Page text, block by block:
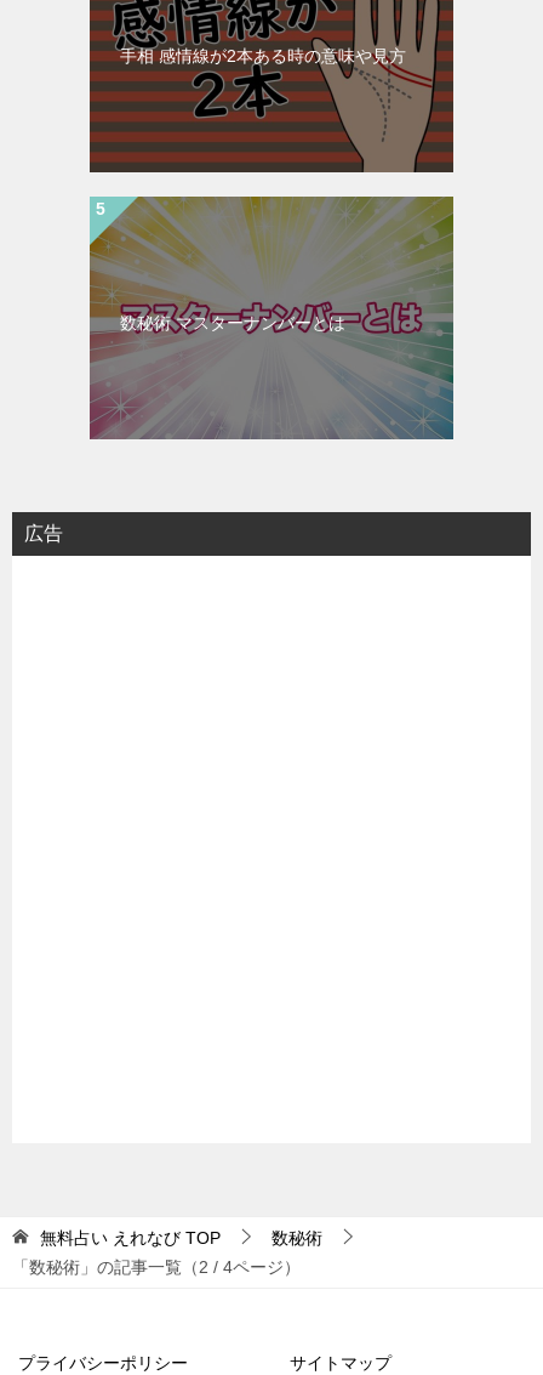
手相 感情線が2本ある時の意味や見方
数秘術 マスターナンバーとは
広告
無料占い えれなび TOP
数秘術
「数秘術」の記事一覧（2 / 4ページ）
プライバシーポリシー サイトマップ